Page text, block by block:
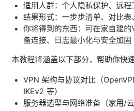
适用人群：个人隐私保护、远程
结果形式：一步步清单、对比
你将得到的东西：可在家自建
备连接、日志最小化与安全加固
本教程将涵盖以下部分，帮助你快
VPN 架构与协议对比（
IKEv2 等）
服务器选型与网络准备（家用/